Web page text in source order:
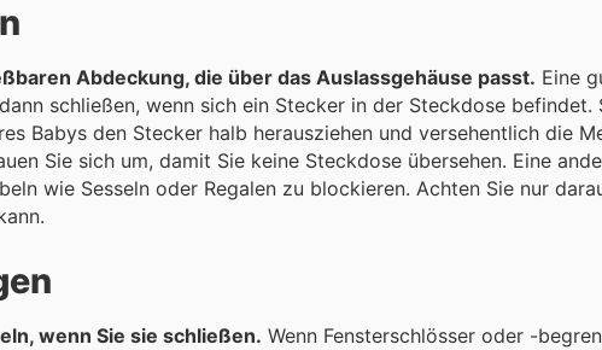
Abdeckung, die über das Auslassgehäuse passt. Eine
schließen, wenn sich ein Stecker in der Steckdose befindet.
Babys den Stecker halb herausziehen und versehentlich die
sich um, damit Sie keine Steckdose übersehen. Eine andere
wie Sesseln oder Regalen zu blockieren. Achten Sie nur
wenn Sie sie schließen. Wenn Fensterschlösser oder -